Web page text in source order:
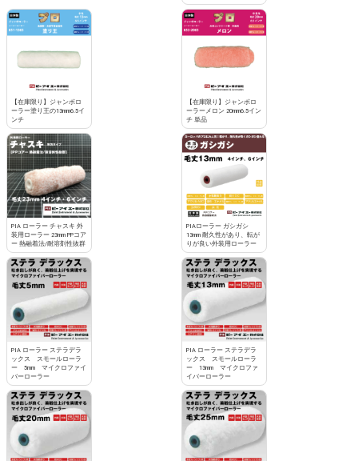
【在庫限り】ジャンボロ
ーラー塗り王の13mm6.5イ
ンチ
【在庫限り】ジャンボロ
ーラーメロン 20mm6.5イン
チ 単品
PIA ローラー チャスキ 外
装用ローラー 23mm PPコア
ー 熱融着法/耐溶剤性抜群
PIAローラー ガシガシ
13mm 耐久性があり、転が
りが良い外装用ローラー
PIA ローラー ステラデラ
ックス スモールローラ
ー 5mm マイクロファイ
バーローラー
PIA ローラー ステラデラ
ックス スモールローラ
ー 13mm マイクロファ
イバーローラー